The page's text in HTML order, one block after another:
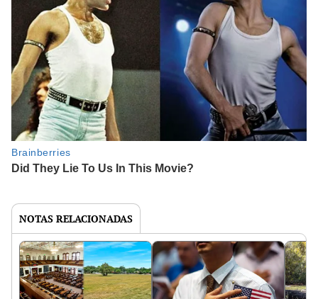
NOTAS RELACIONADAS